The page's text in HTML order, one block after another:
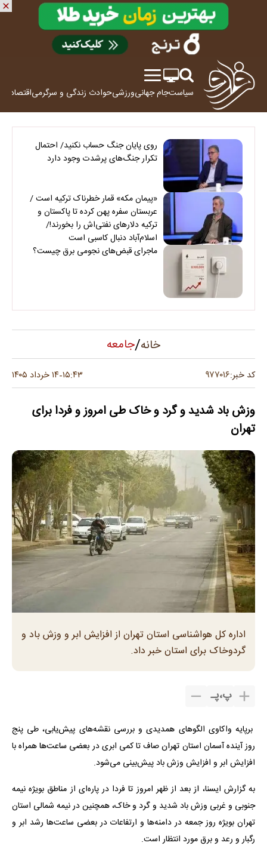
سیاستجام جهانیورزشیحوادث زندگی و سرگرمیاقتصاد
روی پایان جنگ حساب نکنید/ احتمال
تکرار جنگ‌های پرشدت وجود دارد
«پیمان مکه» قمار خطرناک ترکیه است /
عربستان سفره پهن کرده تا پاکستان و
ترکیه دلارهای نفتی‌اش را بخورند!/
اسلام‌آباد دنبال کاسبی است
ماجرای قبض‌های نجومی برق چیست؟
خانه/جامعه
کد خبر:۹۷۷۰۱۶ ۱۵:۴۳-۱۴ خرداد ۱۴۰۵
وزش باد شدید و گرد و خاک طی امروز و فردا برای
تهران
اداره کل هواشناسی استان تهران از افزایش ابر و وزش باد و
گردوخاک برای استان خبر داد.
پ،پـ
برپایه واکاوی الگوهای همدیدی و بررسی نقشه‌های پیش‌یابی، طی پنج
روز آینده آسمان استان تهران صاف تا کمی ابری در بعضی ساعت‌ها همراه با
افزایش ابر و افزایش وزش باد پیش‌بینی می‌شود.
به گزارش ایسنا، از بعد از ظهر امروز تا فردا در پاره‌ای از مناطق بویژه نیمه
جنوبی و غربی وزش باد شدید و گرد و خاک، همچنین در نیمه شمالی استان
تهران بویژه روز جمعه در دامنه‌ها و ارتفاعات در بعضی ساعت‌ها رشد ابر و
رگبار و رعد و برق مورد انتظار است.